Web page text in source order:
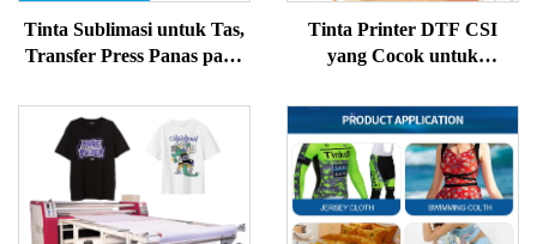
Tinta Sublimasi untuk Tas,
Transfer Press Panas pada
Polyester, Casing Ponsel
Tinta Printer DTF CSI
yang Cocok untuk